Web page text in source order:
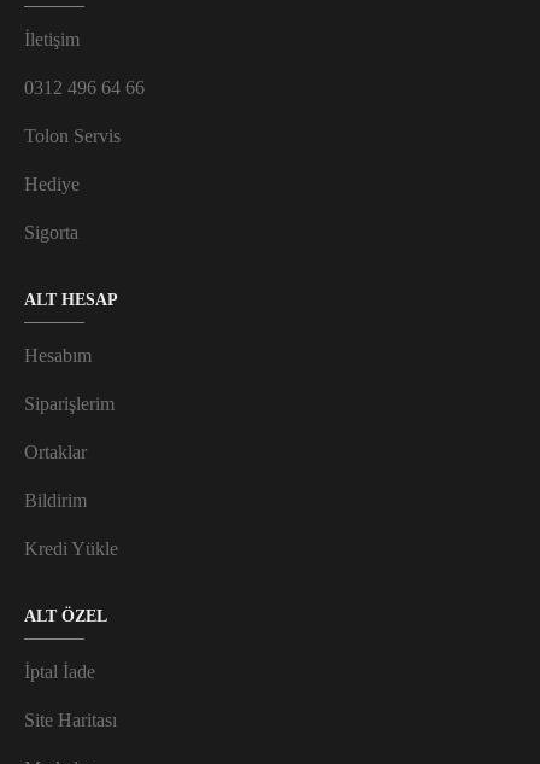
İletişim
0312 496 64 66
Tolon Servis
Hediye
Sigorta
ALT HESAP
Hesabım
Siparişlerim
Ortaklar
Bildirim
Kredi Yükle
ALT ÖZEL
İptal İade
Site Haritası